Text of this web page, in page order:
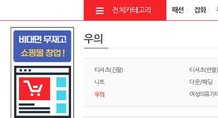
전체카테고리 패션 잡화
우의
티셔츠(긴팔) 티셔츠(반팔)
니트 다운/패딩
우의 여성의류기